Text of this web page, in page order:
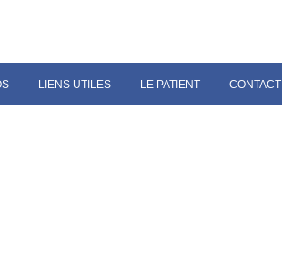
LIENS UTILES LE PATIENT CONTACT